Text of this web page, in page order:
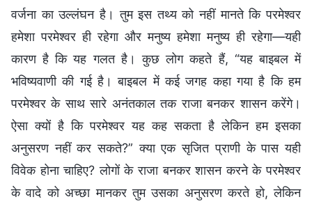
वर्जना का उल्लंघन है। तुम इस तथ्य को नहीं मानते कि परमेश्वर
हमेशा परमेश्वर ही रहेगा और मनुष्य हमेशा मनुष्य ही रहेगा—यही
कारण है कि यह गलत है। कुछ लोग कहते हैं, “यह बाइबल में
भविष्यवाणी की गई है। बाइबल में कई जगह कहा गया है कि हम
परमेश्वर के साथ सारे अनंतकाल तक राजा बनकर शासन करेंगे।
ऐसा क्यों है कि परमेश्वर यह कह सकता है लेकिन हम इसका
अनुसरण नहीं कर सकते?” क्या एक सृजित प्राणी के पास यही
विवेक होना चाहिए? लोगों के राजा बनकर शासन करने के परमेश्वर
के वादे को अच्छा मानकर तुम उसका अनुसरण करते हो, लेकिन